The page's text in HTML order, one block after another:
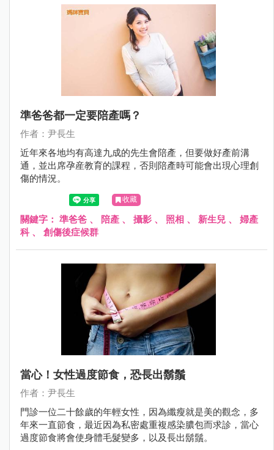
準爸爸都一定要陪產嗎？
作者：尹長生
近年來各地均有高達九成的先生會陪產，但要做好產前溝
通，並出席孕産教育的課程，否則陪產時可能會出現心理創
傷的情況。
收藏
關鍵字： 準爸爸 、 陪產 、 攝影 、 照相 、 新生兒 、 婦產
科、 創傷後症候群
當心！女性過度節食，恐長出鬍鬚
作者：尹長生
門診一位二十餘歲的年輕女性，因為纖瘦就是美的觀念，多
年來一直節食，最近因為私密處重複感染膿包而求診，當心
過度節食將會使身體毛髮變多，以及長出鬍鬚。